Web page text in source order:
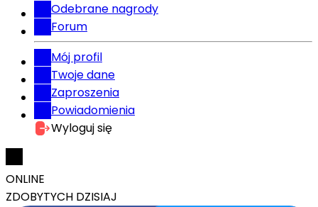
Odebrane nagrody
Forum
Mój profil
Twoje dane
Zaproszenia
Powiadomienia
Wyloguj się
ONLINE
ZDOBYTYCH DZISIAJ